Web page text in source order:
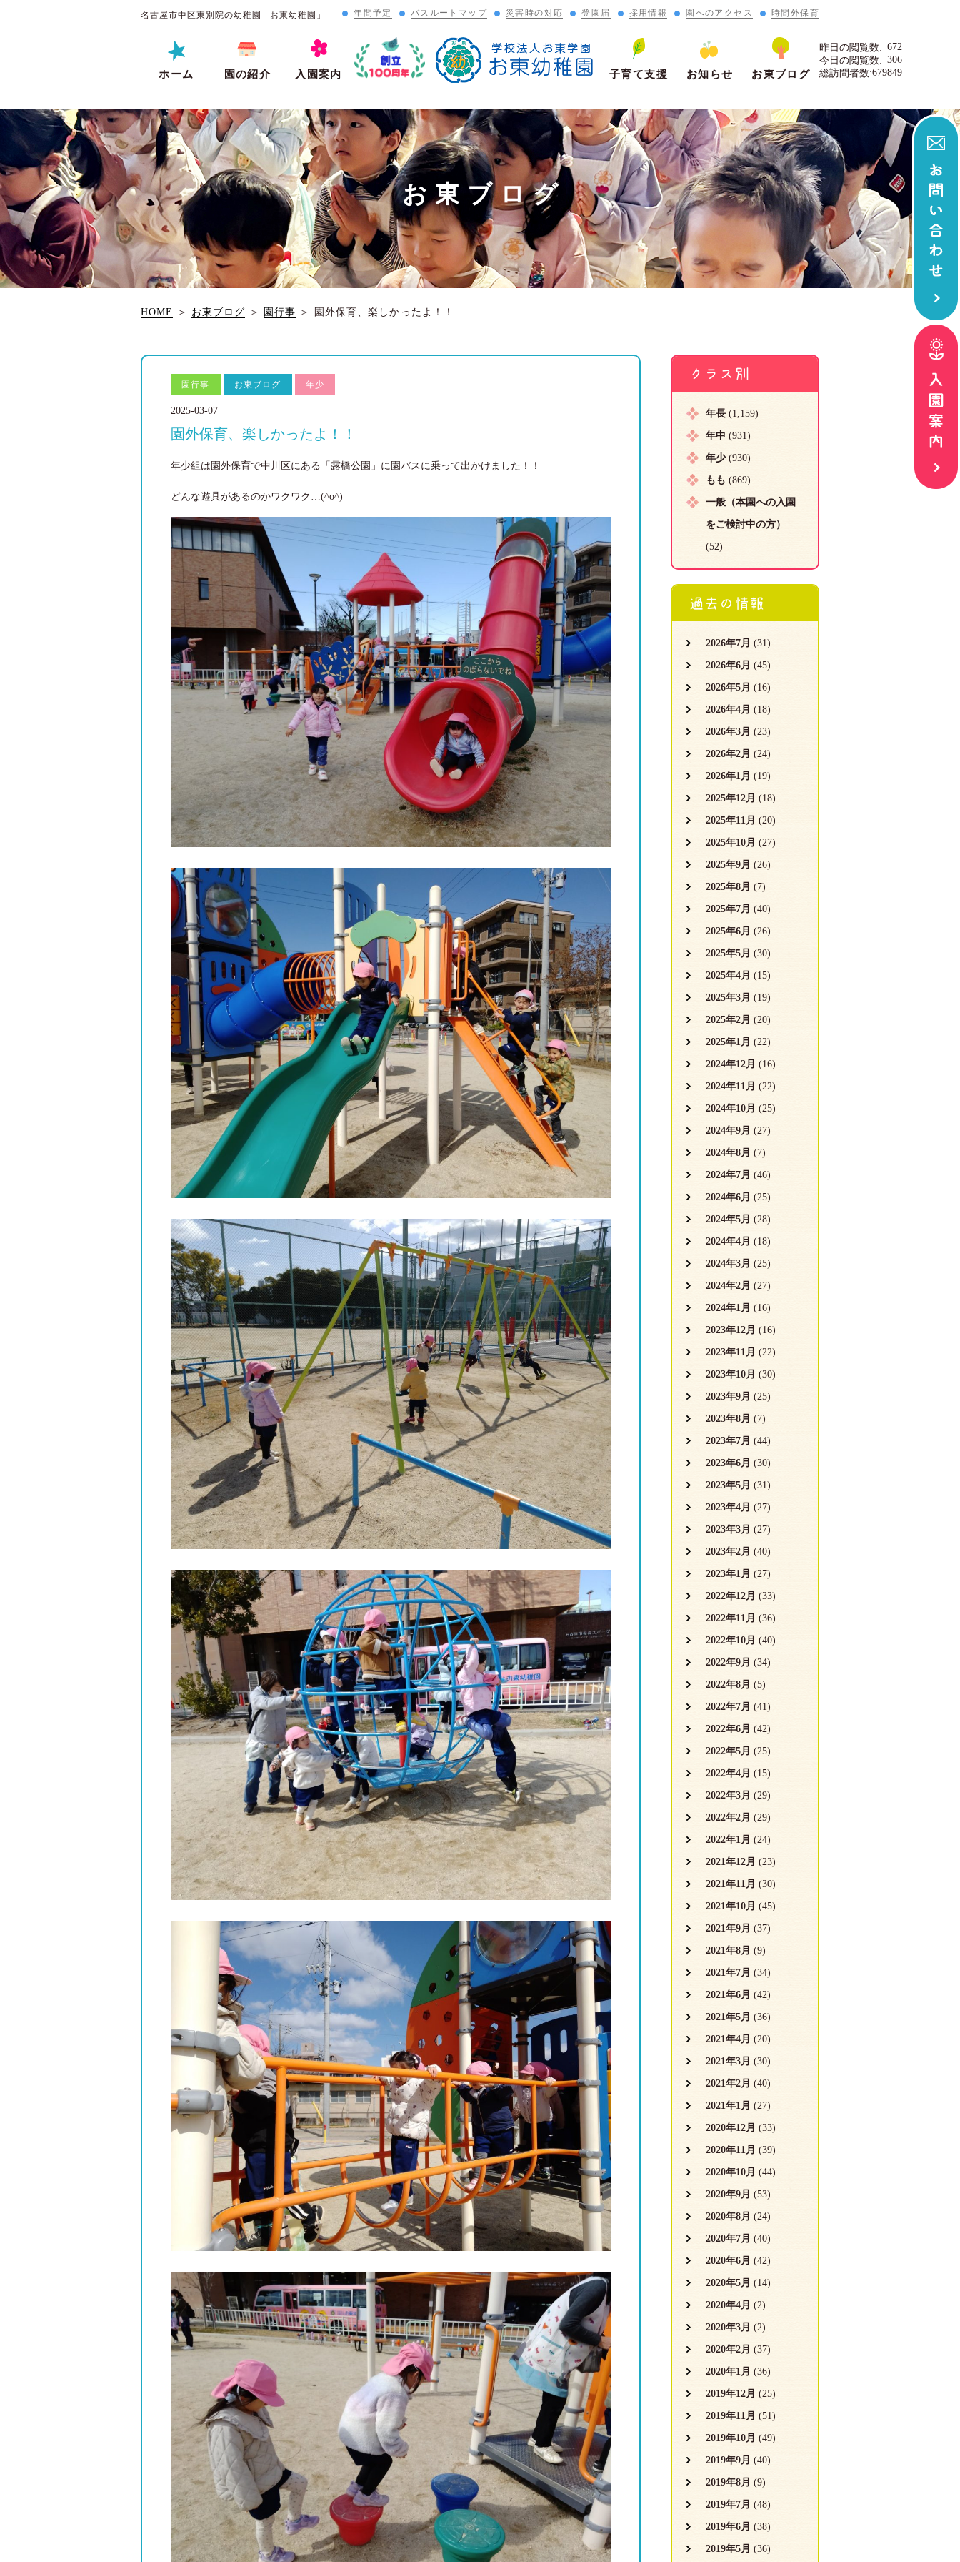
名古屋市中区東別院の幼稚園「お東幼稚園」 年間予定 バスルートマップ 災害時の対応 登園届 採用情報 園へのアクセス 時間外保育
ホーム 園の紹介 入園案内 子育て支援 お知らせ お東ブログ
672
昨日の閲覧数:
306
今日の閲覧数:
679849
総訪問者数:
お東ブログ
HOME ＞ お東ブログ ＞ 園行事 ＞ 園外保育、楽しかったよ！！
園行事 お東ブログ 年少
2025-03-07
園外保育、楽しかったよ！！
年少組は園外保育で中川区にある「露橋公園」に園バスに乗って出かけました！！
どんな遊具があるのかワクワク…(^o^)
クラス別
年長 (1,159)
年中 (931)
年少(930)
もも (869)
一般（本園への入園
をご検討中の方）
(52)
過去の情報
2026年7月 (31)
2026年6月 (45)
2026年5月 (16)
2026年4月 (18)
2026年3月 (23)
2026年2月 (24)
2026年1月 (19)
2025年12月 (18)
2025年11月 (20)
2025年10月 (27)
2025年9月 (26)
2025年8月 (7)
2025年7月 (40)
2025年6月 (26)
2025年5月 (30)
2025年4月 (15)
2025年3月 (19)
2025年2月 (20)
2025年1月 (22)
2024年12月 (16)
2024年11月 (22)
2024年10月 (25)
2024年9月 (27)
2024年8月 (7)
2024年7月 (46)
2024年6月 (25)
2024年5月 (28)
2024年4月 (18)
2024年3月 (25)
2024年2月 (27)
2024年1月 (16)
2023年12月 (16)
2023年11月 (22)
2023年10月 (30)
2023年9月 (25)
2023年8月 (7)
2023年7月 (44)
2023年6月 (30)
2023年5月 (31)
2023年4月 (27)
2023年3月 (27)
2023年2月 (40)
2023年1月 (27)
2022年12月 (33)
2022年11月 (36)
2022年10月 (40)
2022年9月 (34)
2022年8月 (5)
2022年7月 (41)
2022年6月 (42)
2022年5月 (25)
2022年4月 (15)
2022年3月 (29)
2022年2月 (29)
2022年1月 (24)
2021年12月 (23)
2021年11月 (30)
2021年10月 (45)
2021年9月 (37)
2021年8月 (9)
2021年7月 (34)
2021年6月 (42)
2021年5月 (36)
2021年4月 (20)
2021年3月 (30)
2021年2月 (40)
2021年1月 (27)
2020年12月 (33)
2020年11月 (39)
2020年10月 (44)
2020年9月 (53)
2020年8月 (24)
2020年7月 (40)
2020年6月 (42)
2020年5月 (14)
2020年4月 (2)
2020年3月 (2)
2020年2月 (37)
2020年1月 (36)
2019年12月 (25)
2019年11月 (51)
2019年10月 (49)
2019年9月 (40)
2019年8月 (9)
2019年7月 (48)
2019年6月 (38)
2019年5月 (36)